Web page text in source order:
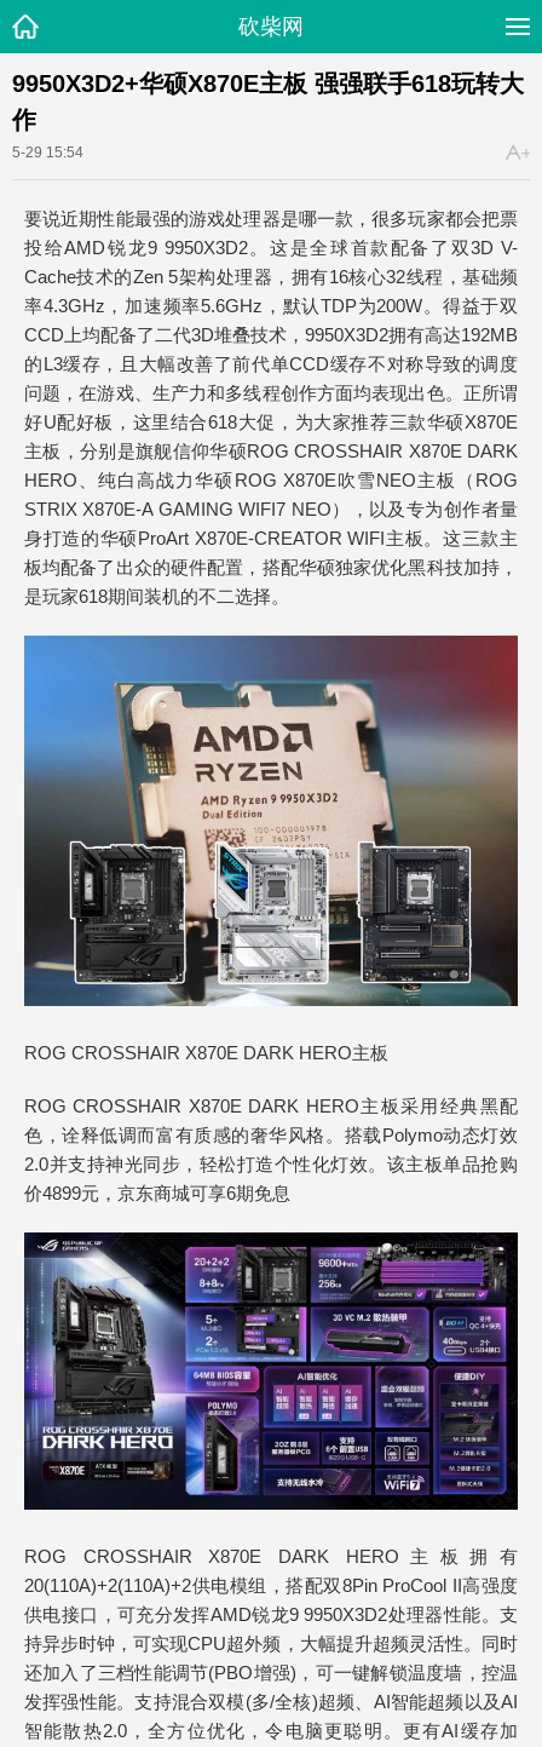
砍柴网
9950X3D2+华硕X870E主板 强强联手618玩转大
作
5-29 15:54
要说近期性能最强的游戏处理器是哪一款，很多玩家都会把票
投给AMD锐龙9 9950X3D2。这是全球首款配备了双3D V-
Cache技术的Zen 5架构处理器，拥有16核心32线程，基础频
率4.3GHz，加速频率5.6GHz，默认TDP为200W。得益于双
CCD上均配备了二代3D堆叠技术，9950X3D2拥有高达192MB
的L3缓存，且大幅改善了前代单CCD缓存不对称导致的调度
问题，在游戏、生产力和多线程创作方面均表现出色。正所谓
好U配好板，这里结合618大促，为大家推荐三款华硕X870E
主板，分别是旗舰信仰华硕ROG CROSSHAIR X870E DARK
HERO、纯白高战力华硕ROG X870E吹雪NEO主板（ROG
STRIX X870E-A GAMING WIFI7 NEO），以及专为创作者量
身打造的华硕ProArt X870E-CREATOR WIFI主板。这三款主
板均配备了出众的硬件配置，搭配华硕独家优化黑科技加持，
是玩家618期间装机的不二选择。
ROG CROSSHAIR X870E DARK HERO主板
ROG CROSSHAIR X870E DARK HERO主板采用经典黑配
色，诠释低调而富有质感的奢华风格。搭载Polymo动态灯效
2.0并支持神光同步，轻松打造个性化灯效。该主板单品抢购
价4899元，京东商城可享6期免息
ROG CROSSHAIR X870E DARK HERO主板拥有
20(110A)+2(110A)+2供电模组，搭配双8Pin ProCool II高强度
供电接口，可充分发挥AMD锐龙9 9950X3D2处理器性能。支
持异步时钟，可实现CPU超外频，大幅提升超频灵活性。同时
还加入了三档性能调节(PBO增强)，可一键解锁温度墙，控温
发挥强性能。支持混合双模(多/全核)超频、AI智能超频以及AI
智能散热2.0，全方位优化，令电脑更聪明。更有AI缓存加